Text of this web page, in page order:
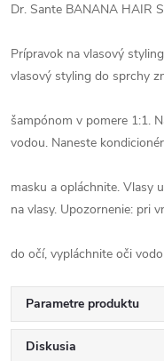
Dr. Sante BANANA HAIR
Prípravok na vlasový
vlasový styling do sprchy
šampónom v pomere 1:1.
vodou. Naneste
masku a opláchnite. Vlasy
na vlasy. Upozornenie: pri
do očí, vypláchnite oči
Parametre produktu
Diskusia